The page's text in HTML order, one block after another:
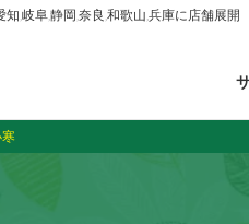
,岐阜,静岡,奈良,和歌山,兵庫に店舗展開